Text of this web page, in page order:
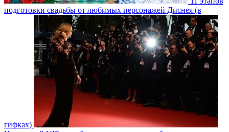
подготовки свадьбы от любимых персонажей Диснея (в
гифках)